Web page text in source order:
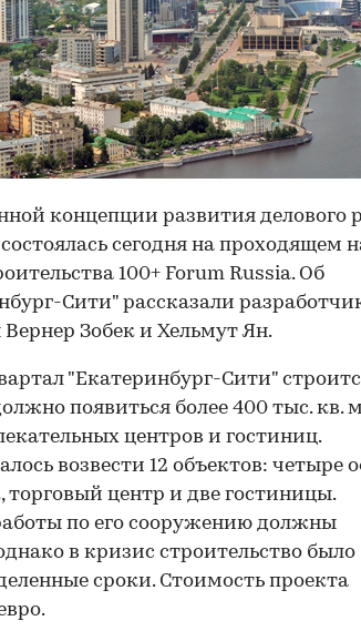
концепции развития делового
сегодня на проходящем
100+ Forum Russia. Об
Сити" рассказали
Зобек и Хельмут Ян.
"Екатеринбург-Сити"
появиться более 400 тыс. кв. м
центров и гостиниц.
возвести 12 объектов: четыре
торговый центр и две гостиницы.
по его сооружению должны
в кризис строительство было
сроки. Стоимость проекта